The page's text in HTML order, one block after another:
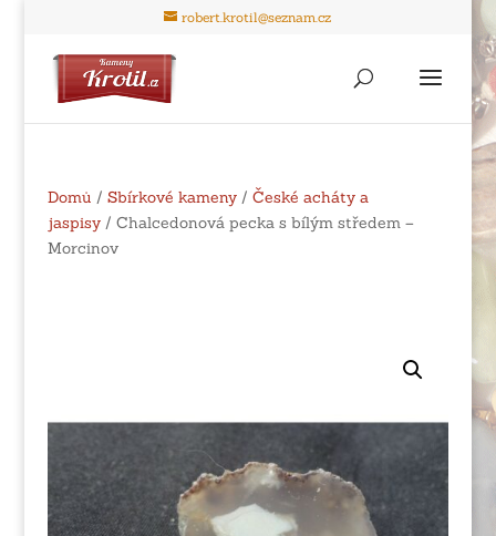
robert.krotil@seznam.cz
Domů / Sbírkové kameny/ České acháty a
jaspisy/ Chalcedonová pecka s bílým středem –
Morcinov